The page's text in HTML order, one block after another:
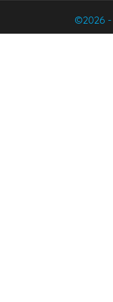
©2026 -